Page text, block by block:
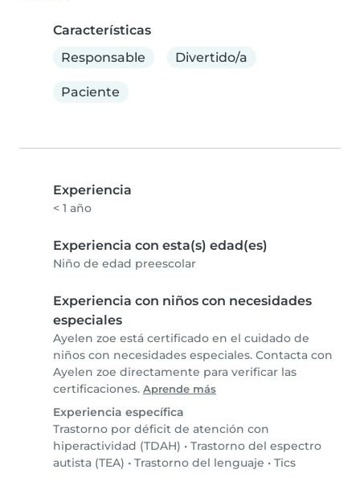
Características
Responsable
Divertido/a
Paciente
Experiencia
< 1 año
Experiencia con esta(s) edad(es)
Niño de edad preescolar
Experiencia con niños con necesidades
especiales
Ayelen zoe está certificado en el cuidado de
niños con necesidades especiales. Contacta con
Ayelen zoe directamente para verificar las
certificaciones. Aprende más
Experiencia específica
Trastorno por déficit de atención con
hiperactividad (TDAH) • Trastorno del espectro
autista (TEA) • Trastorno del lenguaje • Tics